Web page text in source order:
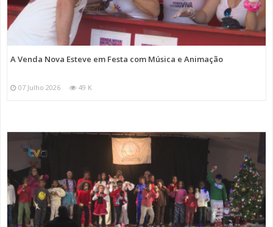
A Venda Nova Esteve em Festa com Música e Animação
07 Julho 2026 49 K